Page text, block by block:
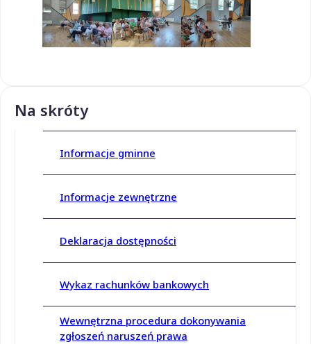
Na skróty
Informacje gminne
Informacje zewnętrzne
Deklaracja dostępności
Wykaz rachunków bankowych
Wewnętrzna procedura dokonywania
zgłoszeń naruszeń prawa